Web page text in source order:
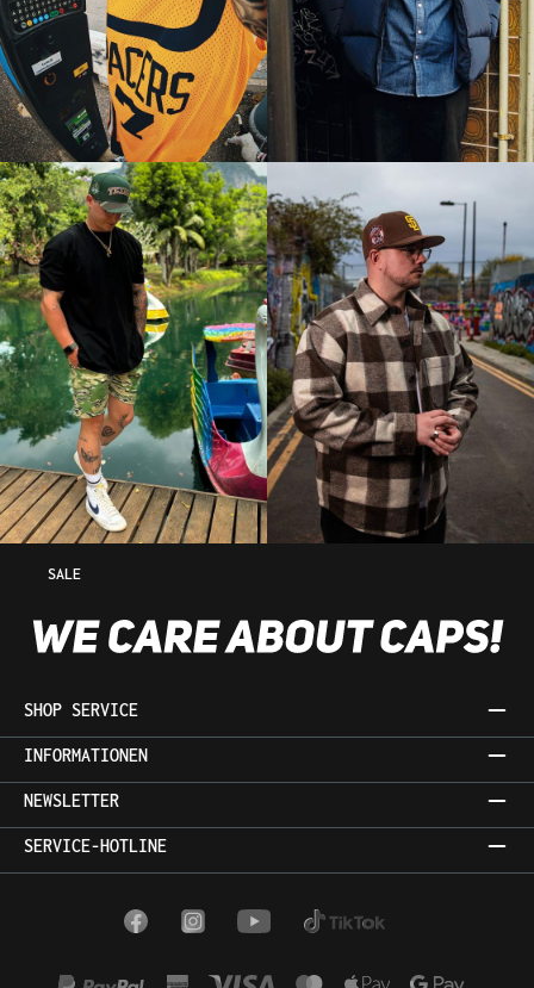
SALE
SHOP SERVICE
INFORMATIONEN
NEWSLETTER
SERVICE-HOTLINE